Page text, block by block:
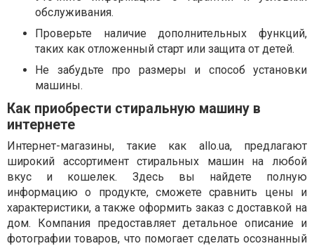
обслуживания.
Проверьте наличие дополнительных функций,
таких как отложенный старт или защита от детей.
Не забудьте про размеры и способ установки
машины.
Как приобрести стиральную машину в
интернете
Интернет-магазины, такие как allo.ua, предлагают
широкий ассортимент стиральных машин на любой
вкус и кошелек. Здесь вы найдете полную
информацию о продукте, сможете сравнить цены и
характеристики, а также оформить заказ с доставкой на
дом. Компания предоставляет детальное описание и
фотографии товаров, что помогает сделать осознанный